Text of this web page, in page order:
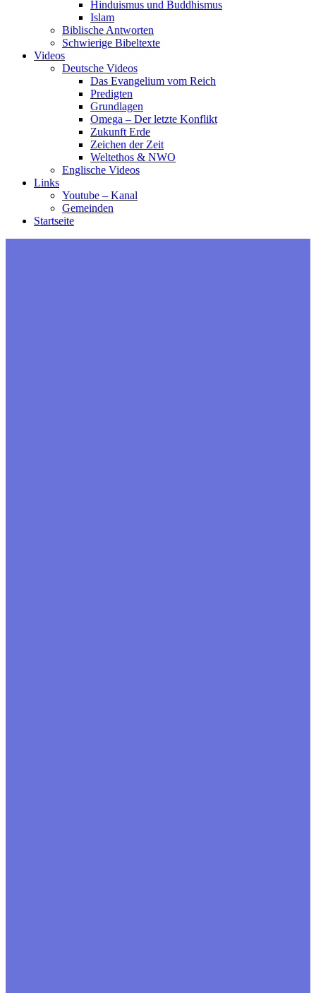
Hinduismus und Buddhismus
Islam
Biblische Antworten
Schwierige Bibeltexte
Videos
Deutsche Videos
Das Evangelium vom Reich
Predigten
Grundlagen
Omega – Der letzte Konflikt
Zukunft Erde
Zeichen der Zeit
Weltethos & NWO
Englische Videos
Links
Youtube – Kanal
Gemeinden
Startseite